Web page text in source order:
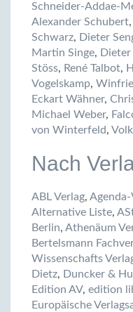
Schneider-Addae-
Alexander Schubert,
Schwarz, Dieter
Martin Singe,
Stöss, René Talbot,
Vogelskamp,
Eckart Wähner,
Michael Weber,
von Winterfeld,
Nach
ABL Verlag, Agenda-
Alternative Liste,
Berlin, Athenäum
Bertelsmann
Wissenschafts
Dietz, Duncker &
Edition AV, edition
Europäische